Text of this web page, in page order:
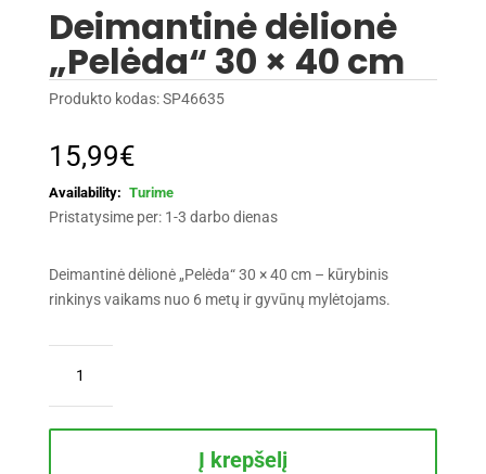
Deimantinė dėlionė
„Pelėda“ 30 × 40 cm
Produkto kodas:SP46635
15,99€
Turime
Pristatysime per: 1-3 darbo dienas
Deimantinė dėlionė „Pelėda“ 30 × 40 cm – kūrybinis
rinkinys vaikams nuo 6 metų ir gyvūnų mylėtojams.
kiekis:
Deimantinė
dėlionė
Į krepšelį